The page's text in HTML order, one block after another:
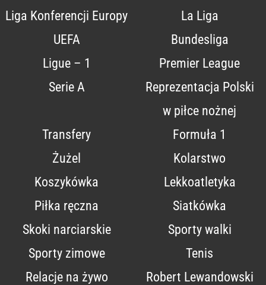
Liga Konferencji Europy
UEFA
La Liga
Bundesliga
Ligue – 1
Premier League
Serie A
Reprezentacja Polski
w piłce nożnej
Transfery
Formuła 1
Żużel
Kolarstwo
Koszykówka
Lekkoatletyka
Piłka ręczna
Siatkówka
Skoki narciarskie
Sporty walki
Sporty zimowe
Tenis
Relacje na żywo
Robert Lewandowski